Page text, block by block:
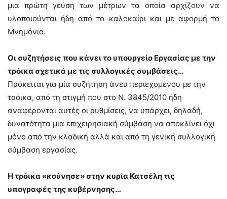
μια πρώτη γεύση των μέτρων τα οποία αρχίζουν να
υλοποιούνται ήδη από το καλοκαίρι και με αφορμή το
Μνημόνιο.
Οι συζητήσεις που κάνει το υπουργείο Εργασίας με την
τρόικα σχετικά με τις συλλογικές συμβάσεις…
Πρόκειται για μία συζήτηση άνευ περιεχομένου με την
τρόικα, από τη στιγμή που στο Ν. 3845/2010 ήδη
αναφέρονται αυτές οι ρυθμίσεις, να υπάρχει, δηλαδή,
δυνατότητα μια επιχειρησιακή σύμβαση να αποκλίνει όχι
μόνο από την κλαδική αλλά και από τη γενική συλλογική
σύμβαση εργασίας.
Η τρόικα «κούνησε» στην κυρία Κατσέλη τις
υπογραφές της κυβέρνησης…